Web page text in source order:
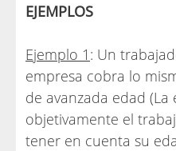
EJEMPLOS
Ejemplo 1 : Un
empresa cobra lo
de avanzada edad (La
objetivamente el
tener en cuenta su